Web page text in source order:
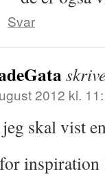
Svar
2012 kl.
skal vist
inspiration